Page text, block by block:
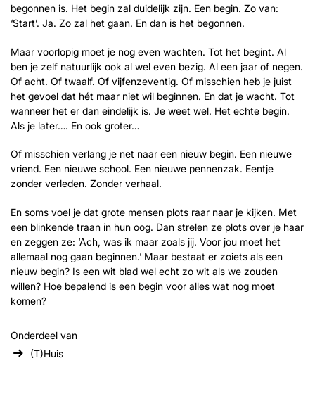
begonnen is. Het begin zal duidelijk zijn. Een begin. Zo van:
‘Start’. Ja. Zo zal het gaan. En dan is het begonnen.
Maar voorlopig moet je nog even wachten. Tot het begint. Al
ben je zelf natuurlijk ook al wel even bezig. Al een jaar of negen.
Of acht. Of twaalf. Of vijfenzeventig. Of misschien heb je juist
het gevoel dat hét maar niet wil beginnen. En dat je wacht. Tot
wanneer het er dan eindelijk is. Je weet wel. Het echte begin.
Als je later…. En ook groter…
Of misschien verlang je net naar een nieuw begin. Een nieuwe
vriend. Een nieuwe school. Een nieuwe pennenzak. Eentje
zonder verleden. Zonder verhaal.
En soms voel je dat grote mensen plots raar naar je kijken. Met
een blinkende traan in hun oog. Dan strelen ze plots over je haar
en zeggen ze: ‘Ach, was ik maar zoals jij. Voor jou moet het
allemaal nog gaan beginnen.’ Maar bestaat er zoiets als een
nieuw begin? Is een wit blad wel echt zo wit als we zouden
willen? Hoe bepalend is een begin voor alles wat nog moet
komen?
Onderdeel van
(T)Huis